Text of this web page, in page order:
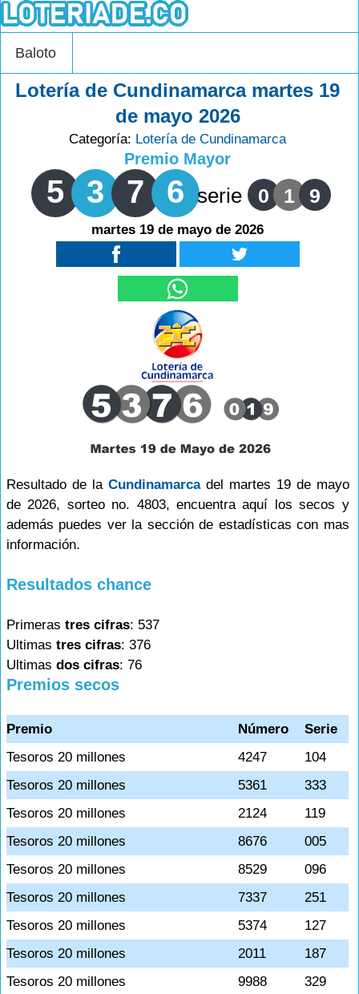
Baloto
Lotería de Cundinamarca martes 19
de mayo 2026
Categoría: Lotería de Cundinamarca
Premio Mayor
5 3 7 6 serie 0 1 9
martes 19 de mayo de 2026
Resultado de la Cundinamarcadel martes 19 de mayo
de 2026, sorteo no. 4803, encuentra aquí los secos y
además puedes ver la sección de estadísticas con mas
información.
Resultados chance
Primeras tres cifras: 537
Ultimas tres cifras: 376
Ultimas dos cifras: 76
Premios secos
Premio Número
Serie
Tesoros 20 millones
4247
104
Tesoros 20 millones
5361
333
Tesoros 20 millones
2124
119
Tesoros 20 millones
8676
005
Tesoros 20 millones
8529
096
Tesoros 20 millones
7337
251
Tesoros 20 millones
5374
127
Tesoros 20 millones
2011
187
Tesoros 20 millones
9988
329